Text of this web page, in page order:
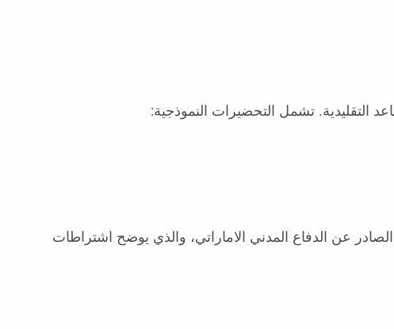
الصادر عن الدفاع المدني الاماراتي، والذي يوضح اشتراطات